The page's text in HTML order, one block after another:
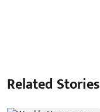
Related Stories